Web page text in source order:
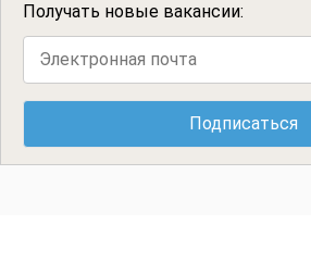
Получать новые вакансии: